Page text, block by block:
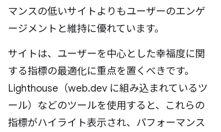
マンスの低いサイトよりもユーザーのエンゲ
ージメントと維持に優れています。
サイトは、ユーザーを中心とした幸福度に関
する指標の最適化に重点を置くべきです。
Lighthouse（web.dev に組み込まれているツ
ール）などのツールを使用すると、これらの
指標がハイライト表示され、パフォーマンス